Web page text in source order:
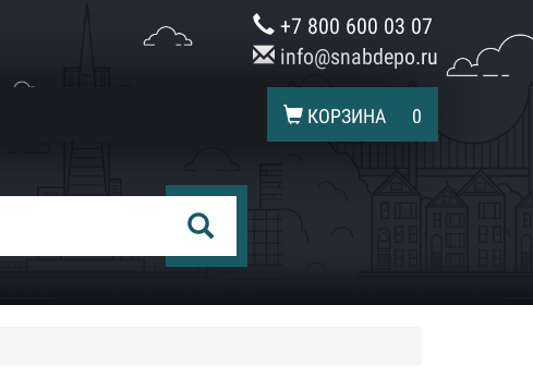
+7 800 600 03 07
info@snabdepo.ru
КОРЗИНА 0